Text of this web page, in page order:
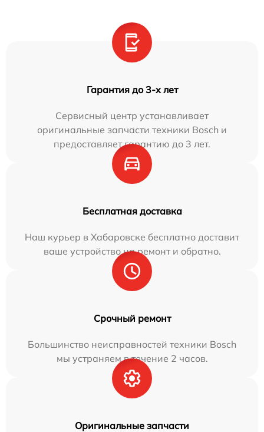
Гарантия до 3-х лет
Сервисный центр устанавливает
оригинальные запчасти техники Bosch и
предоставляет гарантию до 3 лет.
Бесплатная доставка
Наш курьер в Хабаровске бесплатно доставит
ваше устройство на ремонт и обратно.
Срочный ремонт
Большинство неисправностей техники Bosch
мы устраняем в течение 2 часов.
Оригинальные запчасти